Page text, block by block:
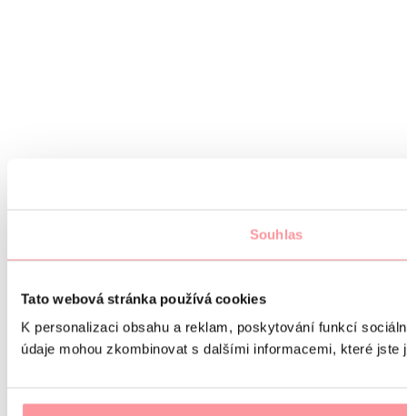
Souhlas
Tato webová stránka používá cookies
K personalizaci obsahu a reklam, poskytování funkcí
údaje mohou zkombinovat s dalšími informacemi, které